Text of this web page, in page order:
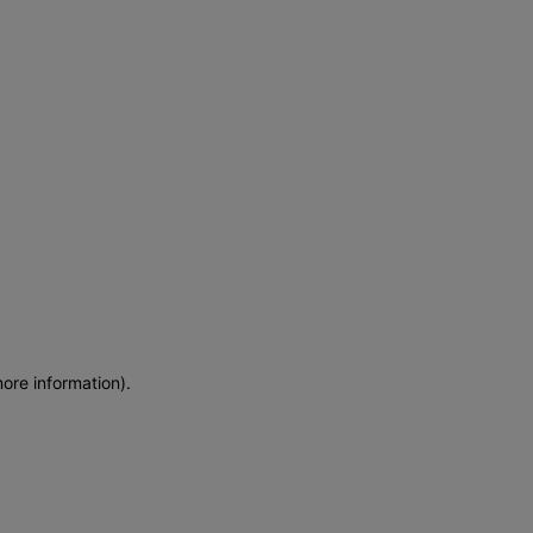
information).